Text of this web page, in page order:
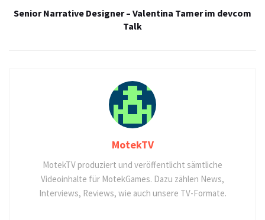
Senior Narrative Designer – Valentina Tamer im devcom
Talk
MotekTV
MotekTV produziert und veröffentlicht sämtliche
Videoinhalte für MotekGames. Dazu zählen News,
Interviews, Reviews, wie auch unsere TV-Formate.